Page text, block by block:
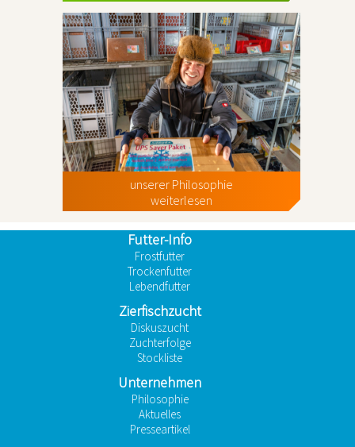
unserer Philosophie
weiterlesen
Futter-Info
Frostfutter
Trockenfutter
Lebendfutter
Zierfischzucht
Diskuszucht
Zuchterfolge
Stockliste
Unternehmen
Philosophie
Aktuelles
Presseartikel